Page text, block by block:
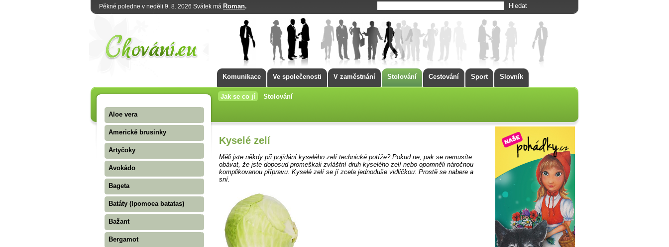
Pěkné poledne v neděli 9. 8. 2026 Svátek má Roman.
Komunikace Ve společenosti V zaměstnání Stolování Cestování Sport Slovník
Jak se co jí Stolování
Aloe vera
Americké brusinky
Artyčoky
Avokádo
Bageta
Batáty (Ipomoea batatas)
Bažant
Bergamot
Kyselé zelí
Měli jste někdy při pojídání kyselého zelí technické potíže? Pokud ne, pak se nemusíte
obávat, že jste doposud promeškali zvláštní druh kyselého zelí nebo opomněli náročnou
komplikovanou přípravu. Kyselé zelí se jí zcela jednoduše vidličkou: Prostě se nabere a
sní.